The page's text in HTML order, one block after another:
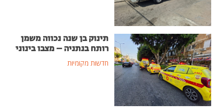
תינוק בן שנה נכווה משמן
רותח בנתניה – מצבו בינוני
חדשות מקומיות